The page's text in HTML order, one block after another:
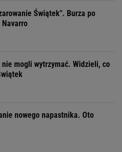
Świątek". Burza po
nie mogli wytrzymać. Widzieli, co
nowego napastnika. Oto